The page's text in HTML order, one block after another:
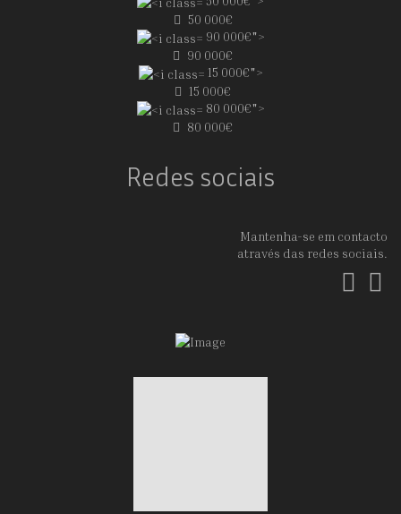
50 000€
90 000€">
90 000€
15 000€">
15 000€
80 000€">
80 000€
Redes sociais
Mantenha-se em contacto
através das redes sociais.